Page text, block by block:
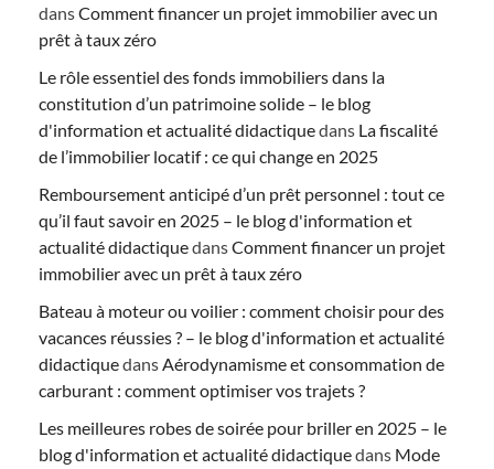
dansComment financer un projet immobilier avec un
prêt à taux zéro
Le rôle essentiel des fonds immobiliers dans la
constitution d’un patrimoine solide – le blog
d'information et actualité didactiquedans La fiscalité
de l’immobilier locatif : ce qui change en 2025
Remboursement anticipé d’un prêt personnel : tout ce
qu’il faut savoir en 2025 – le blog d'information et
actualité didactiquedansComment financer un projet
immobilier avec un prêt à taux zéro
Bateau à moteur ou voilier : comment choisir pour des
vacances réussies ? – le blog d'information et actualité
didactiquedans Aérodynamisme et consommation de
carburant : comment optimiser vos trajets ?
Les meilleures robes de soirée pour briller en 2025 – le
blog d'information et actualité didactiquedans Mode